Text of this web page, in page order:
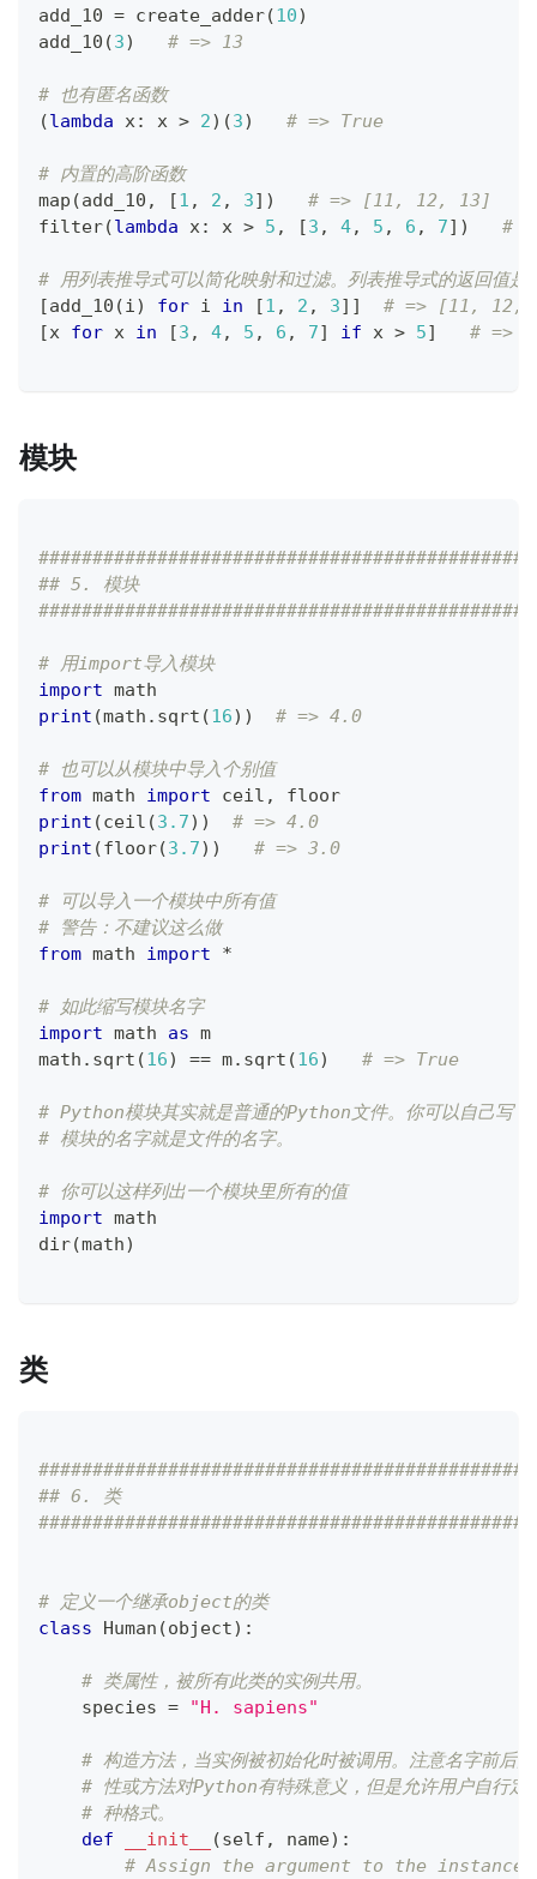
add_10 = create_adder(10)
add_10 (3) # => 13
# 也有匿名函数
(lambda x: x > 2) (3) # => True
# 内置的高阶函数
map (add_10 , [1 , 2 , 3] )
# => [11, 12, 13]
filter(lambda x: x > 5 , [3 , 4, 5 , 6 , 7] ) #
# 用列表推导式可以简化映射和过滤。列表推导式的返回值是
[add_10 (i) for i in [1 , 2 , 3] ]
# => [11, 12,
[x for x in [3 , 4, 5 , 6 , 7] if x > 5] # =>
模块
## 5. 模块
# 用import导入模块
import math
print (math . sqrt (16) ) # => 4.0
# 也可以从模块中导入个别值
from math import ceil ,
floor
print (ceil (3.7) )
# => 4.0
print (floor(3.7) ) # => 3.0
# 可以导入一个模块中所有值
# 警告：不建议这么做
from math import *
# 如此缩写模块名字
import math as m
math . sqrt (16) == m. sqrt (16) # => True
# Python模块其实就是普通的Python文件。你可以自己写，
# 模块的名字就是文件的名字。
# 你可以这样列出一个模块里所有的值
import math
dir(math)
类
## 6. 类
# 定义一个继承object的类
class
Human (object) :
# 类属性，被所有此类的实例共用。
    species
= "H. sapiens"
# 构造方法，当实例被初始化时被调用。注意名字前后
# 性或方法对Python有特殊意义，但是允许用户自行定
# 种格式。
def
__init__ (self , name) :
# Assign the argument to the